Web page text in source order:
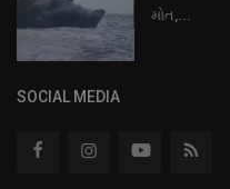
મોત,...
SOCIAL MEDIA